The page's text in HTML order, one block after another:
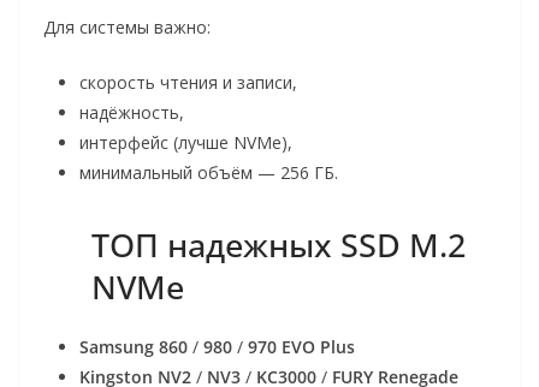
Для системы важно:
скорость чтения и записи,
надёжность,
интерфейс (лучше NVMe),
минимальный объём — 256 ГБ.
ТОП надежных SSD M.2
NVMe
Samsung 860 / 980 / 970 EVO Plus
Kingston NV2 / NV3 / KC3000 / FURY Renegade